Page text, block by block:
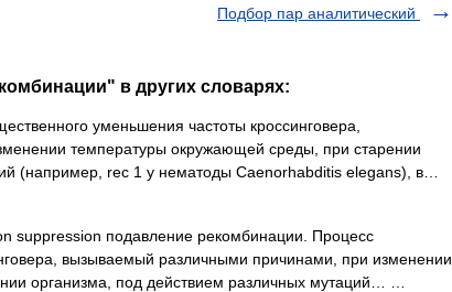
Подбор пар аналитический
в других словарях:
уменьшения частоты кроссинговера,
температуры окружающей среды, при старении
(например, rec 1 у нематоды Caenorhabditis elegans), в…
suppression подавление рекомбинации. Процесс
вызываемый различными причинами, при изменении
организма, под действием различных мутаций… …